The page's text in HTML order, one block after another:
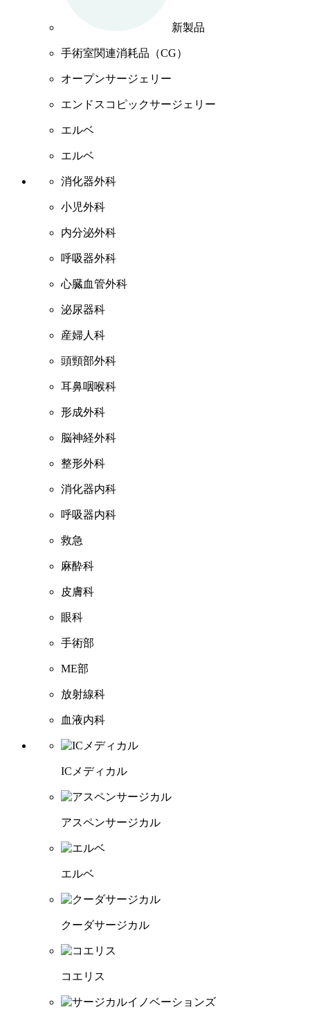
新製品
手術室関連消耗品（CG）
オープンサージェリー
エンドスコピックサージェリー
エルベ
エルベ
消化器外科
小児外科
内分泌外科
呼吸器外科
心臓血管外科
泌尿器科
産婦人科
頭頸部外科
耳鼻咽喉科
形成外科
脳神経外科
整形外科
消化器内科
呼吸器内科
救急
麻酔科
皮膚科
眼科
手術部
ME部
放射線科
血液内科
ICメディカル
アスペンサージカル
エルベ
クーダサージカル
コエリス